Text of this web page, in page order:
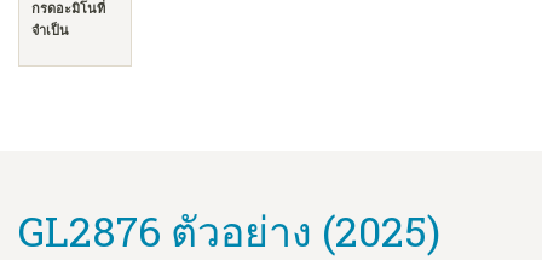
กรดอะมิโนที่
จำเป็น
GL2876 ตัวอย่าง (2025)